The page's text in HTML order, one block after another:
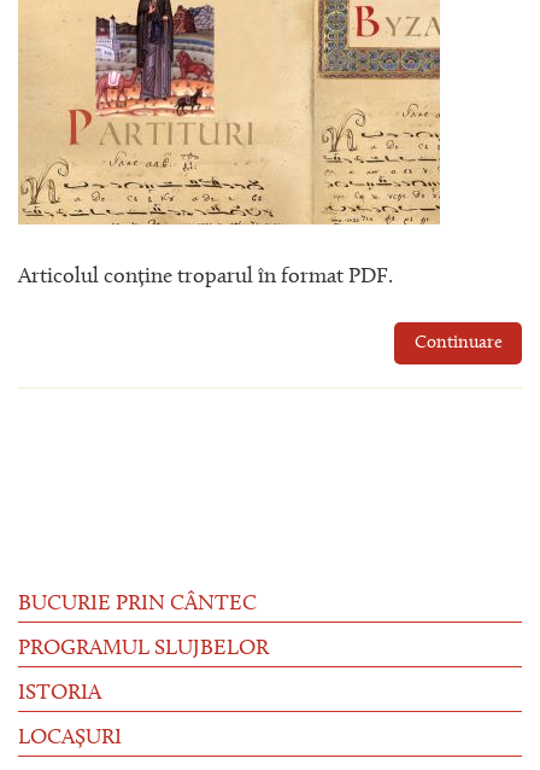
Articolul conține troparul în format PDF.
Continuare
BUCURIE PRIN CÂNTEC
PROGRAMUL SLUJBELOR
ISTORIA
LOCAȘURI